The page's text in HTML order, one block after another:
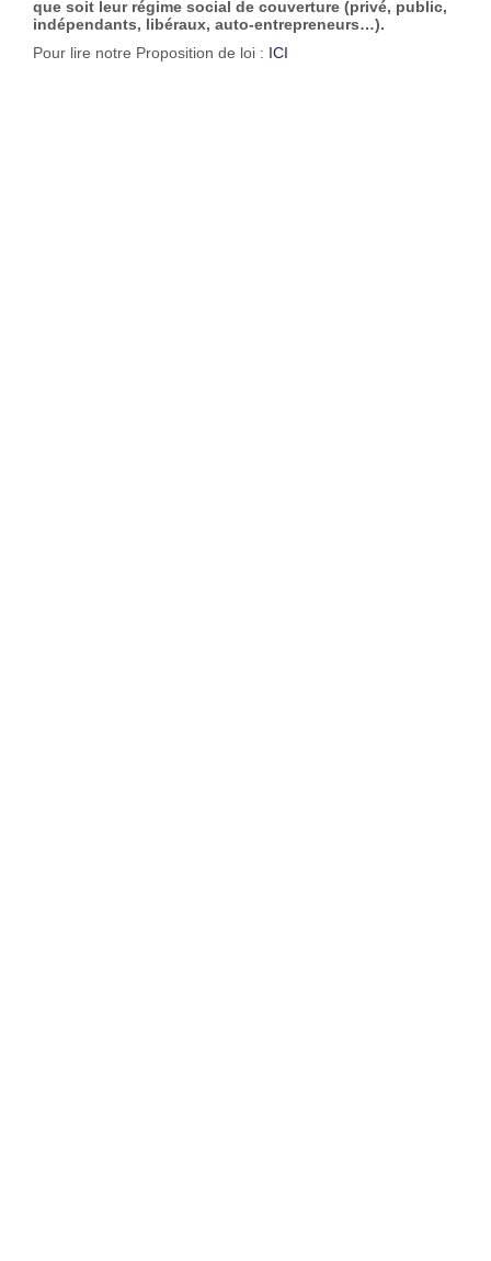
que soit leur régime social de couverture (privé, public,
indépendants, libéraux, auto-entrepreneurs…).
Pour lire notre Proposition de loi : ICI